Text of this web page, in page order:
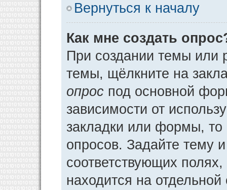
Вернуться к началу
Как мне создать
При создании темы или
темы, щёлкните на
опрос под основной
зависимости от
закладки или формы, то
опросов. Задайте тему
соответствующих
находится на